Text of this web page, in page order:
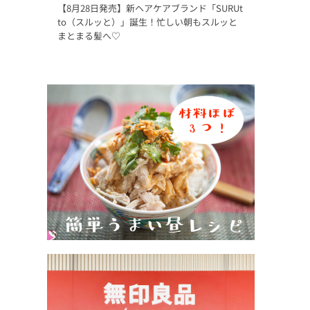
【8月28日発売】新ヘアケアブランド「SURUt
to（スルッと）」誕生！忙しい朝もスルッと
まとまる髪へ♡